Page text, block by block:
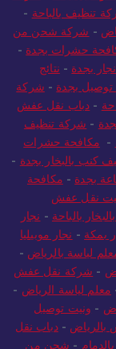
توصيل بجدة -
شركة
تنظيف بالباحة
-
شركة شحن من
حشرات بجدة
نجار بجدة -نتائج
توصيل بجدة -
شركة
-
دباب نقل عفش
-شركة تنظيف
-
مكافحة حشرات
كنب بالبخار بجدة
بجدة- مكافحة
نقل عفش
بالباحة
نجار
بمكة- نجار موبيليا
لياسة بالرياض -
-
شركة نقل عفش
معلم لياسة الرياض
-
ونيت توصيل
-